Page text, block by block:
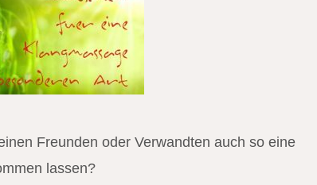
Freunden oder Verwandten auch so eine
lassen?